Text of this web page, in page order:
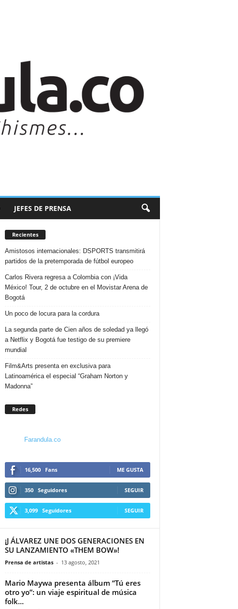
JEFES DE PRENSA
Recientes
Amistosos internacionales: DSPORTS transmitirá
partidos de la pretemporada de fútbol europeo
Carlos Rivera regresa a Colombia con ¡Vida
México! Tour, 2 de octubre en el Movistar Arena de
Bogotá
Un poco de locura para la cordura
La segunda parte de Cien años de soledad ya llegó
a Netflix y Bogotá fue testigo de su premiere
mundial
Film&Arts presenta en exclusiva para
Latinoamérica el especial “Graham Norton y
Madonna”
Redes
Farandula.co
16,500 Fans ME GUSTA
350 Seguidores SEGUIR
3,099 Seguidores SEGUIR
¡J ÁLVAREZ UNE DOS GENERACIONES EN
SU LANZAMIENTO «THEM BOW»!
Prensa de artistas - 13 agosto, 2021
Mario Maywa presenta álbum “Tú eres
otro yo”: un viaje espiritual de música
folk...